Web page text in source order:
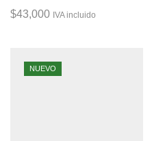
$43,000 IVA incluido
NUEVO